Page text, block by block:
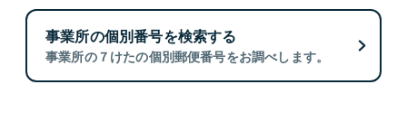
事業所の個別番号を検索する
事業所の７けたの個別郵便番号をお調べします。